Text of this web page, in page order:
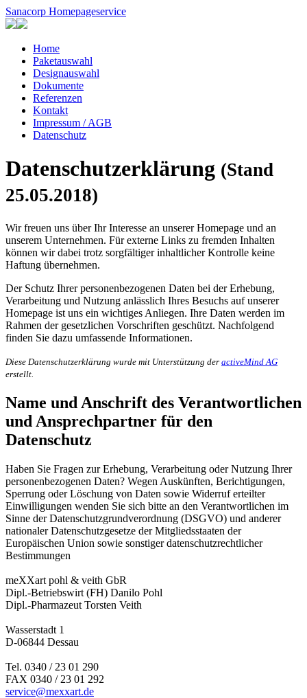
Sanacorp Homepageservice
Home
Paketauswahl
Designauswahl
Dokumente
Referenzen
Kontakt
Impressum / AGB
Datenschutz
Datenschutzerklärung (Stand
25.05.2018)
Wir freuen uns über Ihr Interesse an unserer Homepage und an
unserem Unternehmen. Für externe Links zu fremden Inhalten
können wir dabei trotz sorgfältiger inhaltlicher Kontrolle keine
Haftung übernehmen.
Der Schutz Ihrer personenbezogenen Daten bei der Erhebung,
Verarbeitung und Nutzung anlässlich Ihres Besuchs auf unserer
Homepage ist uns ein wichtiges Anliegen. Ihre Daten werden im
Rahmen der gesetzlichen Vorschriften geschützt. Nachfolgend
finden Sie dazu umfassende Informationen.
Diese Datenschutzerklärung wurde mit Unterstützung der activeMind AG
erstellt.
Name und Anschrift des Verantwortlichen
und Ansprechpartner für den
Datenschutz
Haben Sie Fragen zur Erhebung, Verarbeitung oder Nutzung Ihrer
personenbezogenen Daten? Wegen Auskünften, Berichtigungen,
Sperrung oder Löschung von Daten sowie Widerruf erteilter
Einwilligungen wenden Sie sich bitte an den Verantwortlichen im
Sinne der Datenschutzgrundverordnung (DSGVO) und anderer
nationaler Datenschutzgesetze der Mitgliedsstaaten der
Europäischen Union sowie sonstiger datenschutzrechtlicher
Bestimmungen
meXXart pohl & veith GbR
Dipl.-Betriebswirt (FH) Danilo Pohl
Dipl.-Pharmazeut Torsten Veith
Wasserstadt 1
D-06844 Dessau
Tel. 0340 / 23 01 290
FAX 0340 / 23 01 292
service@mexxart.de